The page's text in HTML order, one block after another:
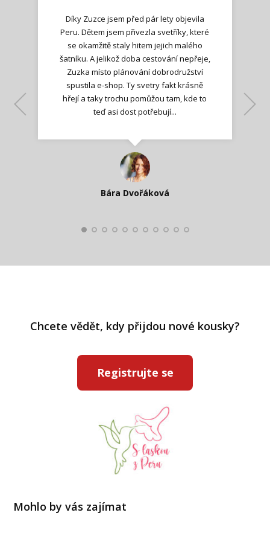
Díky Zuzce jsem před pár lety objevila
Peru. Dětem jsem přivezla svetříky, které
se okamžitě staly hitem jejich malého
šatníku. A jelikož doba cestování nepřeje,
Zuzka místo plánování dobrodružství
spustila e-shop. Ty svetry fakt krásně
hřejí a taky trochu pomůžou tam, kde to
teď asi dost potřebují...
Bára Dvořáková
Jana T.
Kateřina Veleta Štěpánová
Ilona M.
Lenka K.
Nadšená zpráva
Katka Perháčová
Smolková
Lenka K.
Chcete vědět, kdy přijdou nové kousky?
Registrujte se
Mohlo by vás zajímat